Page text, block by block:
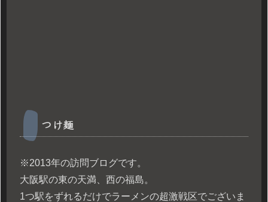
つけ麺
※2013年の訪問ブログです。
大阪駅の東の天満、西の福島。
1つ駅をずれるだけでラーメンの超激戦区でございま